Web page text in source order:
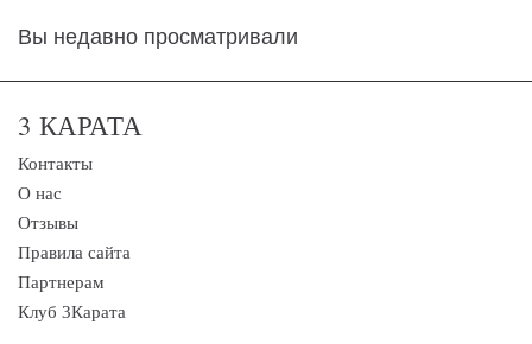
Вы недавно просматривали
3 КАРАТА
Контакты
О нас
Отзывы
Правила сайта
Партнерам
Клуб 3Карата